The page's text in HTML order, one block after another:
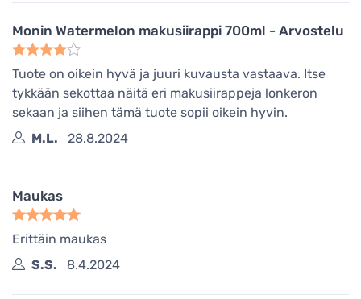
Monin Watermelon makusiirappi 700ml - Arvostelu
Tuote on oikein hyvä ja juuri kuvausta vastaava. Itse
tykkään sekottaa näitä eri makusiirappeja lonkeron
sekaan ja siihen tämä tuote sopii oikein hyvin.
M.L.
28.8.2024
Maukas
Erittäin maukas
S.S.
8.4.2024